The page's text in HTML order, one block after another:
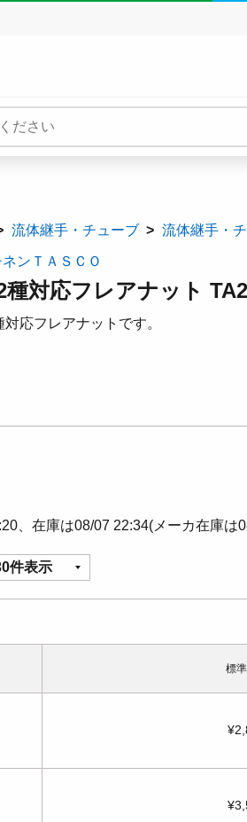
流体継手・チューブ 流体継手・
ネンＴＡＳＣＯ
種対応フレアナット
応フレアナットです。
、在庫は08/07 22:34(メーカ在庫は
件表示
標